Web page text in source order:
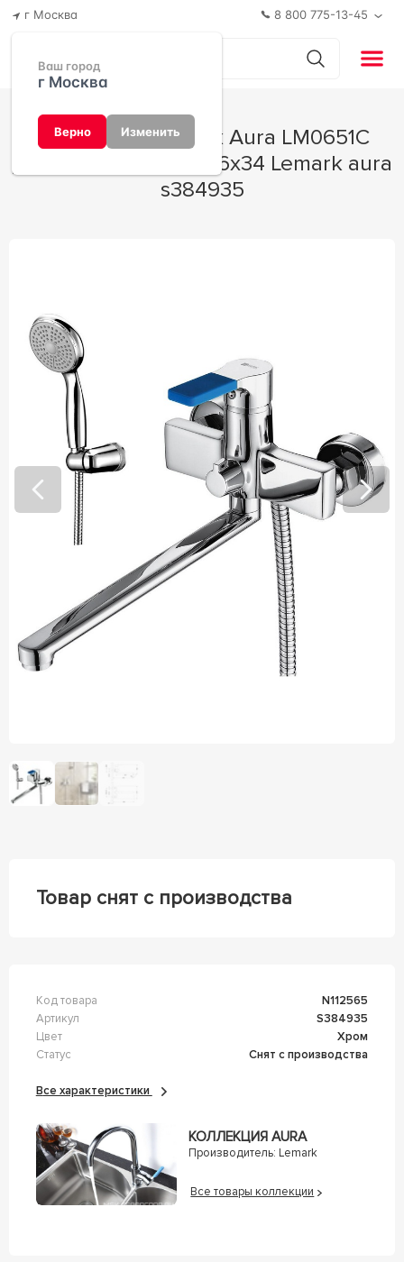
г Москва
Ваш город
г Москва
Верно Изменить
8 800 775-13-45
универсальный 21x16x34 Lemark aura
s384935
Товар снят с производства
Код товара
n112565
Артикул
s384935
Цвет
Хром
Статус
Снят с производства
Все характеристики
КОЛЛЕКЦИЯ AURA
Производитель: Lemark
Все товары коллекции